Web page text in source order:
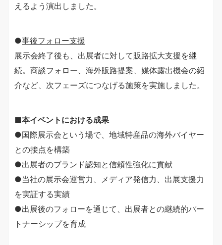
えるよう演出しました。
●事後フォロー支援
展示会終了後も、出展者に対して販路拡大支援を継
続。商談フォロー、海外販路提案、媒体露出機会の紹
介など、次フェーズにつなげる施策を実施しました。
■本イベントにおける成果
●国際展示会という場で、地域特産品の海外バイヤー
との接点を構築
●出展者のブランド認知と信頼性強化に貢献
●当社の展示会運営力、メディア発信力、出展支援力
を実証する実績
●出展後のフォローを通じて、出展者との継続的パー
トナーシップを育成